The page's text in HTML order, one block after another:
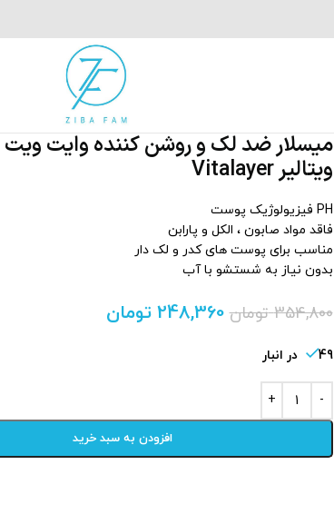
ویتالیر Vitalayer
PH فیزیولوژیک پوست
فاقد مواد صابون ، الکل و پارابن
مناسب برای پوست های کدر و لک دار
بدون نیاز به شستشو با آب
354,800 تومان 248,360 تومان
49 در انبار
افزودن به سبد خرید